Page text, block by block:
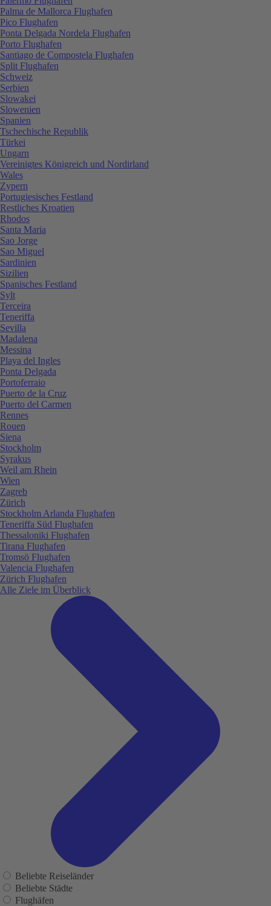
Palma de Mallorca Flughafen
Pico Flughafen
Ponta Delgada Nordela Flughafen
Porto Flughafen
Santiago de Compostela Flughafen
Split Flughafen
Schweiz
Serbien
Slowakei
Slowenien
Spanien
Tschechische Republik
Türkei
Ungarn
Vereinigtes Königreich und Nordirland
Wales
Zypern
Portugiesisches Festland
Restliches Kroatien
Rhodos
Santa Maria
Sao Jorge
Sao Miguel
Sardinien
Sizilien
Spanisches Festland
Sylt
Terceira
Teneriffa
Sevilla
Madalena
Messina
Playa del Ingles
Ponta Delgada
Portoferraio
Puerto de la Cruz
Puerto del Carmen
Rennes
Rouen
Siena
Stockholm
Syrakus
Weil am Rhein
Wien
Zagreb
Zürich
Stockholm Arlanda Flughafen
Teneriffa Süd Flughafen
Thessaloniki Flughafen
Tirana Flughafen
Tromsö Flughafen
Valencia Flughafen
Zürich Flughafen
Alle Ziele im Überblick
Beliebte Reiseländer
Beliebte Städte
Flughäfen